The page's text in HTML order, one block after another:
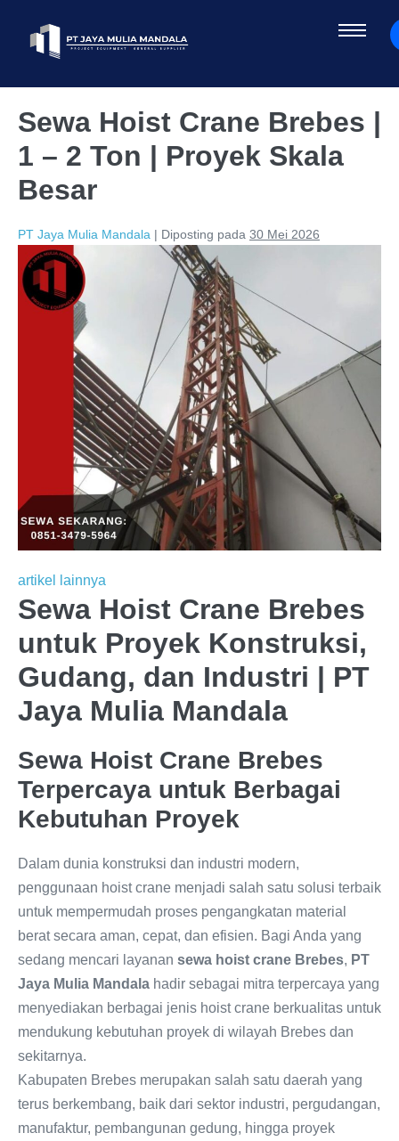
Sewa Hoist Crane Brebes |
1 – 2 Ton | Proyek Skala
Besar
PT Jaya Mulia Mandala | Diposting pada 30 Mei 2026
artikel lainnya
Sewa Hoist Crane Brebes
untuk Proyek Konstruksi,
Gudang, dan Industri | PT
Jaya Mulia Mandala
Sewa Hoist Crane Brebes
Terpercaya untuk Berbagai
Kebutuhan Proyek
Dalam dunia konstruksi dan industri modern,
penggunaan hoist crane menjadi salah satu solusi terbaik
untuk mempermudah proses pengangkatan material
berat secara aman, cepat, dan efisien. Bagi Anda yang
sedang mencari layanan sewa hoist crane Brebes, PT
Jaya Mulia Mandala hadir sebagai mitra terpercaya yang
menyediakan berbagai jenis hoist crane berkualitas untuk
mendukung kebutuhan proyek di wilayah Brebes dan
sekitarnya.
Kabupaten Brebes merupakan salah satu daerah yang
terus berkembang, baik dari sektor industri, pergudangan,
manufaktur, pembangunan gedung, hingga proyek